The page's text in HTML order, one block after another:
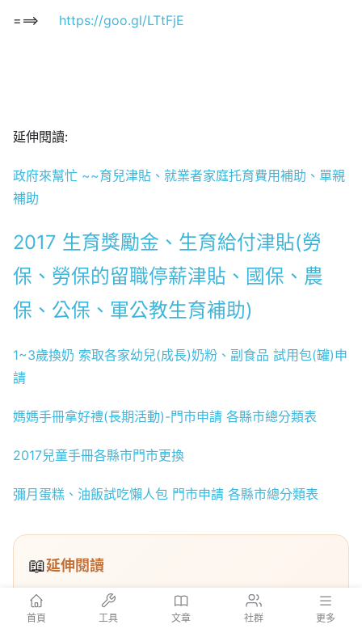
===> https://goo.gl/LTtFjE
延伸閱讀:
政府來幫忙 ~~育兒津貼、就業者家庭托育費用補助、單親
補助
2017 生育獎勵金、生育給付津貼(勞
保、勞保的留職停薪津貼、國保、農
保、公保、軍公教生育補助)
1~3歲換奶 索取各家幼兒(成長)奶粉、副食品 試用包(罐)申
請
媽媽手冊拿好禮(長期活動)-門市申請 各縣市總分類表
2017兒童手冊各縣市門市更換
彌月蛋糕、油飯試吃懶人包 門市申請 各縣市總分類表
📖延伸閱讀
暑假到了，去日本玩記得必買
首頁 工具 文章 社群 更多